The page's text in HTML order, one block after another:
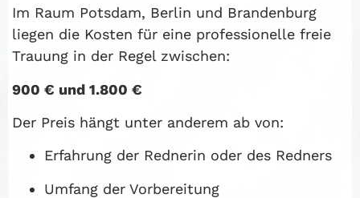
Im Raum Potsdam, Berlin und Brandenburg
liegen die Kosten für eine professionelle freie
Trauung in der Regel zwischen:
900 € und 1.800 €
Der Preis hängt unter anderem ab von:
Erfahrung der Rednerin oder des Redners
Umfang der Vorbereitung